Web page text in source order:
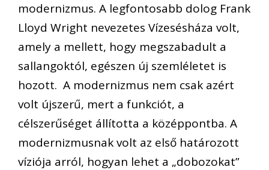
modernizmus. A legfontosabb dolog Frank
Lloyd Wright nevezetes Vízesésháza volt,
amely a mellett, hogy megszabadult a
sallangoktól, egészen új szemléletet is
hozott. A modernizmus nem csak azért
volt újszerű, mert a funkciót, a
célszerűséget állította a középpontba. A
modernizmusnak volt az első határozott
víziója arról, hogyan lehet a „dobozokat”